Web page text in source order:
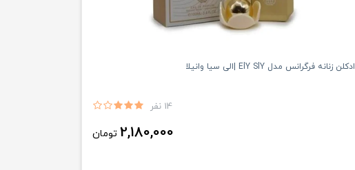
ادكلن زنانه فرگرانس مدل ElY SlY |الى سيا وانيلا
14 نفر
2,180,000 تومان